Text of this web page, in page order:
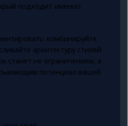
подходит именно
комбинируйте
архитектуру стилей.
станет не ограничением, а
потенциал вашей